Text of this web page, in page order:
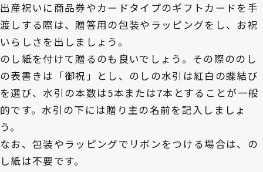
出産祝いに商品券やカードタイプのギフトカードを手
渡しする際は、贈答用の包装やラッピングをし、お祝
いらしさを出しましょう。
のし紙を付けて贈るのも良いでしょう。その際ののし
の表書きは「御祝」とし、のしの水引は紅白の蝶結び
を選び、水引の本数は5本または7本とすることが一般
的です。水引の下には贈り主の名前を記入しましょ
う。
なお、包装やラッピングでリボンをつける場合は、の
し紙は不要です。